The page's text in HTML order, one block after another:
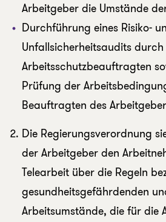
Arbeitgeber die Umstände
Durchführung eines Risiko-
Unfallsicherheitsaudits durch
Arbeitsschutzbeauftragten
Prüfung der
Beauftragten des
Die Regierungsverordnung
der Arbeitgeber den
Telearbeit über die Regeln
gesundheitsgefährdenden
Arbeitsumstände, die für die